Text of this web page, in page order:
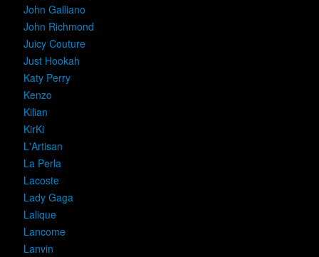
John Galliano
John Richmond
Juicy Couture
Just Hookah
Katy Perry
Kenzo
Kilian
KirKi
L'Artisan
La Perla
Lacoste
Lady Gaga
Lalique
Lancome
Lanvin